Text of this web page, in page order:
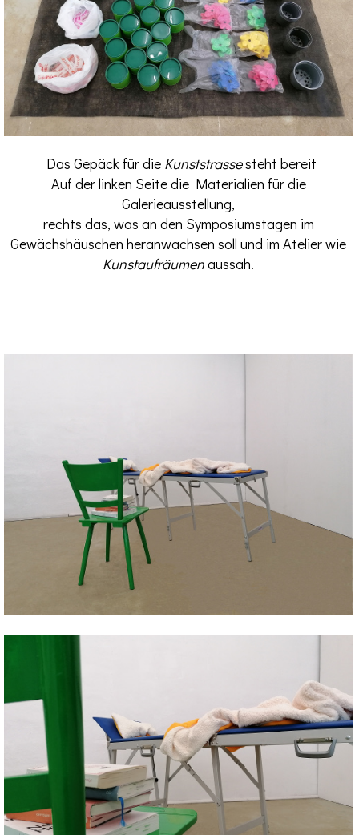
Das Gepäck für die Kunststrassesteht bereit
Auf der linken Seite die Materialien für die
Galerieausstellung,
rechts das, was an den Symposiumstagen im
Gewächshäuschen heranwachsen soll und im Atelier wie
Kunstaufräumenaussah.